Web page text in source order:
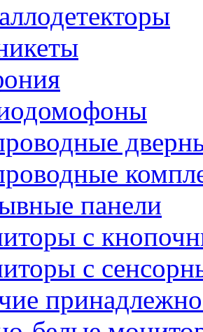
панели
с
с